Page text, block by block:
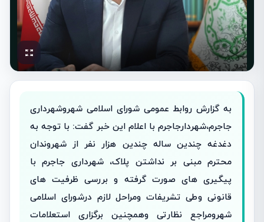
به گزارش روابط عمومی شورای اسلامی شهروشهرداری
جاجرم،شهردارجاجرم با اعلام این خبر گفت: با توجه به
دغدغه چندین ساله چندین هزار نفر از شهروندان
محترم مبنی بر نداشتن پلاک، شهرداری جاجرم با
پیگیری های صورت گرفته و بررسی ظرفیت های
قانونی وطی تشریفات ومراحل لازم درشورای اسلامی
شهرومراجع نظارتی وهمچنین برگزاری استعلامات